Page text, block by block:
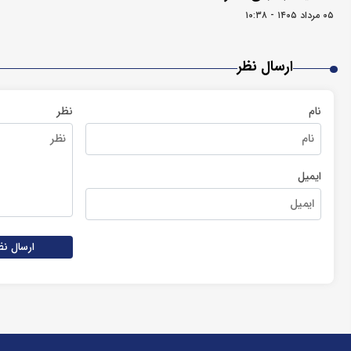
۰۵ مرداد ۱۴۰۵ - ۱۰:۳۸
ارسال نظر
نام
ایمیل
نظر
ارسال